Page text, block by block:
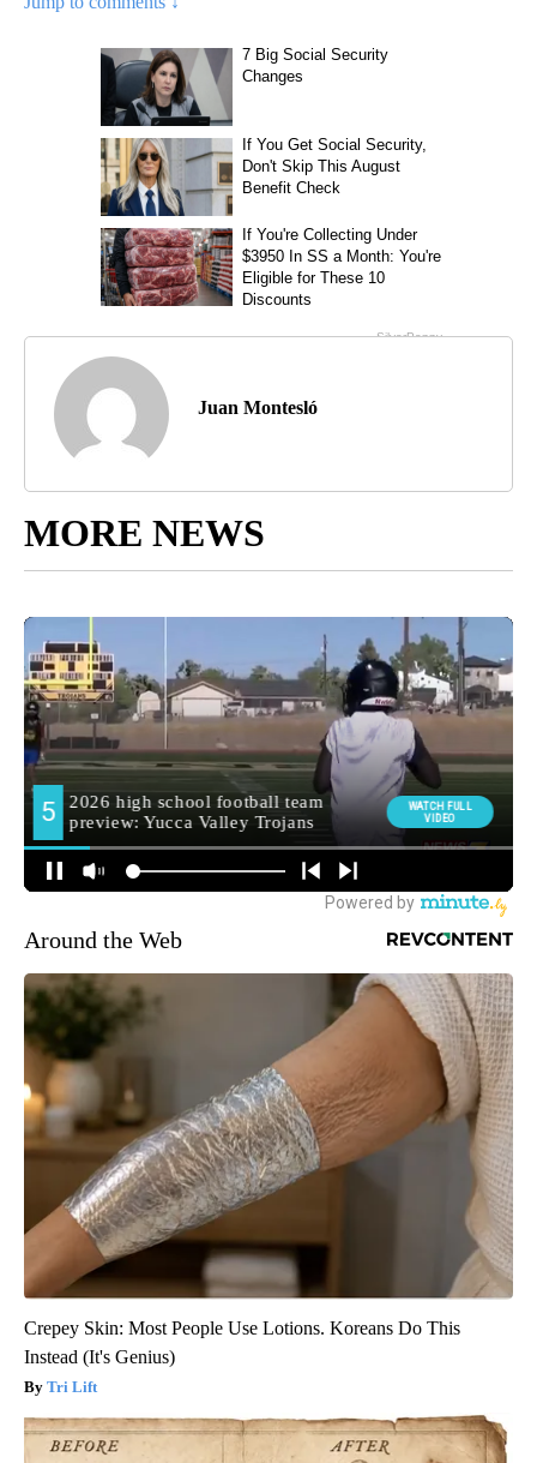
Juan Montesló
MORE NEWS
Around the Web
Crepey Skin: Most People Use Lotions. Koreans Do This
Instead (It's Genius)
Tri Lift